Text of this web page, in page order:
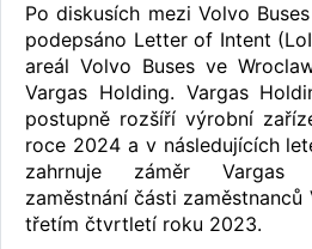
Po diskusích mezi Volvo
podepsáno Letter of Intent
areál Volvo Buses ve
Vargas Holding. Vargas
postupně rozšíří výrobní
roce 2024 a v následujících
zahrnuje záměr Vargas
zaměstnání části
třetím čtvrtletí roku 2023.